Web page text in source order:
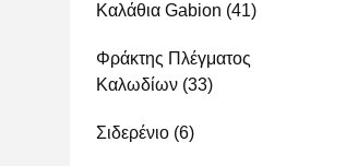
Καλάθια Gabion (41)
Φράκτης Πλέγματος
Καλωδίων (33)
Σιδερένιο (6)